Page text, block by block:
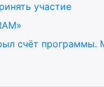
участие
счёт программы.